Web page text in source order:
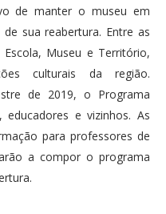
de manter o museu em
sua reabertura. Entre as
Museu e Território,
culturais da região.
de 2019, o Programa
e vizinhos. As
para professores de
a compor o programa